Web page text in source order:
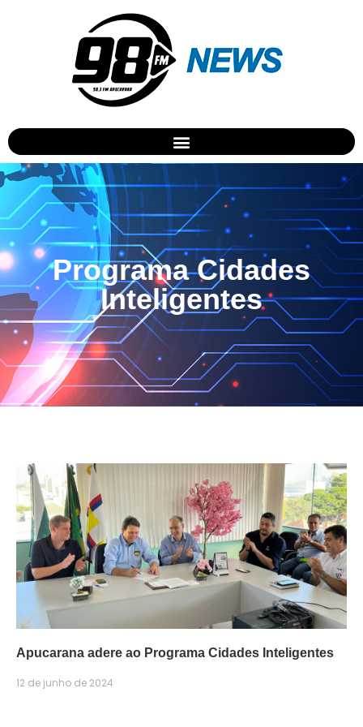
Programa Cidades
Inteligentes
Apucarana adere ao Programa Cidades Inteligentes
12 de junho de 2024